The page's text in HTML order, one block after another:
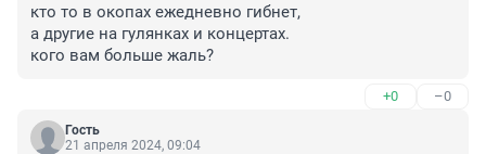
кто то в окопах ежедневно гибнет,
а другие на гулянках и концертах.
кого вам больше жаль?
+0 –0
Гость
21 апреля 2024, 09:04